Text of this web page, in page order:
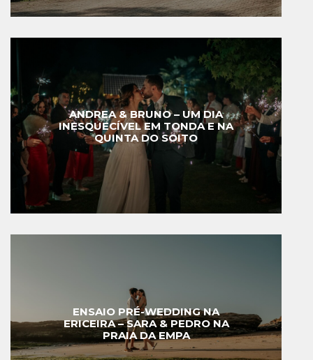
ANDREA & BRUNO – UM DIA
INESQUECÍVEL EM TONDA E NA
QUINTA DO SOITO
ENSAIO PRÉ-WEDDING NA
ERICEIRA – SARA & PEDRO NA
PRAIA DA EMPA